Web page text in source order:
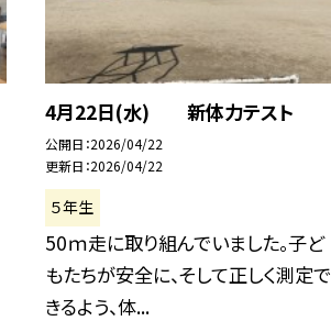
4月22日(水) 新体力テスト
公開日 2026/04/22
更新日 2026/04/22
５年生
50ｍ走に取り組んでいました。子ど
もたちが安全に、そして正しく測定で
きるよう、体...